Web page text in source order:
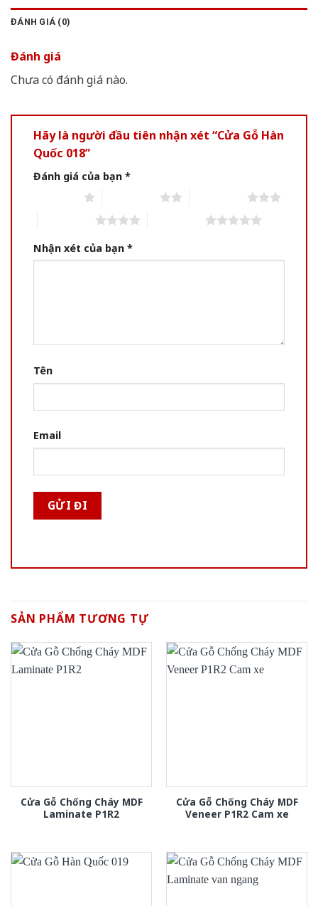
ĐÁNH GIÁ (0)
Đánh giá
Chưa có đánh giá nào.
Hãy là người đầu tiên nhận xét “Cửa Gỗ Hàn
Quốc 018”
Đánh giá của bạn *
Nhận xét của bạn *
Tên
Email
SẢN PHẨM TƯƠNG TỰ
Cửa Gỗ Chống Cháy MDF
Laminate P1R2
Cửa Gỗ Chống Cháy MDF
Veneer P1R2 Cam xe